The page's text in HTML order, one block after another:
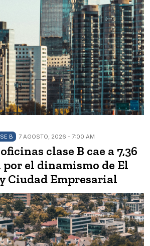
B 7 AGOSTO, 2026 - 7:00 AM
clase B cae a 7,36
por el dinamismo de El
Ciudad Empresarial